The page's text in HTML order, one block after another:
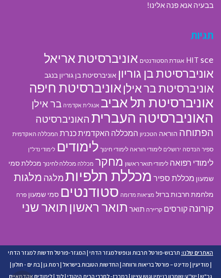
בבעיה אנא פנה אלינו!
תגיות
HIT sce אגודת הסטודנטים אוניברסיטת אריאל
אוניברסיטת בן גוריון אוניברסיטת בן גוריון בנגב
אוניברסיטת בר אילן אוניברסיטת חיפה
אוניברסיטת תל אביב אנגלית אקדמיה בר אילן
האוניברסיטה העברית האוניברסיטה
הפתוחה הוראה הטכניון המכללה האקדמית כנרת המכללה האקדמית
ספיר הנדסה ירושלים לימודי הוראה לימודי חינוך לימודים לימודי נדל"ן
לימודי רפואה לימודי תואר ראשון מחקר מכללה מכללה לחינוך מכללת סמי
שמעון מכללת ספיר מכללת תלפיותמלגה מלגות
מלחמת חרבות ברזל מציאות מדומה סטודנטים סמי שמעון פרח
קורונה קורסים קריירה תואר תואר ראשון תואר שני
האתרים שלנו: תרבוש-פורטל תרבות ונופש למגזר הדתי | המגזר-פורטל חדשות למגזר הדתי
| מודיעין | מדינט – פורטל בריאות ורווחה | החדשות הטובות בישראל | רמת גן |בת ים - חולון |
גב"ש | יש''ע:שומרון בנימין וגוש עציון | במרכז- לחברי הבית היהודי |לוד |לימודים אקדמאיים